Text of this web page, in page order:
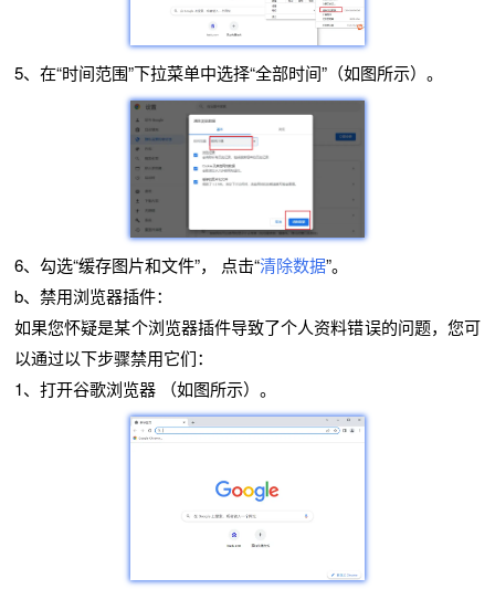
5、在“时间范围”下拉菜单中选择“全部时间”（如图所示）。
6、勾选“缓存图片和文件”， 点击“清除数据”。
b、禁用浏览器插件：
如果您怀疑是某个浏览器插件导致了个人资料错误的问题，您可
以通过以下步骤禁用它们：
1、打开谷歌浏览器 （如图所示）。